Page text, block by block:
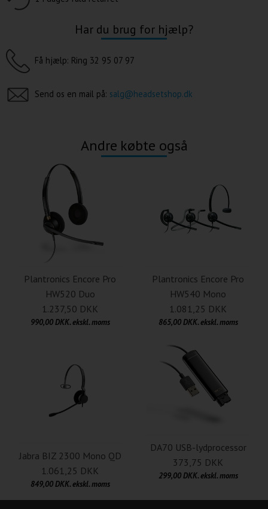
Har du brug for hjælp?
Få hjælp: Ring 32 95 07 97
Send os en mail på: salg@headsetshop.dk
Andre købte også
Plantronics Encore Pro
HW520 Duo
1.237,50 DKK
990,00 DKK. ekskl. moms
Plantronics Encore Pro
HW540 Mono
1.081,25 DKK
865,00 DKK. ekskl. moms
Jabra BIZ 2300 Mono QD
1.061,25 DKK
849,00 DKK. ekskl. moms
DA70 USB-lydprocessor
373,75 DKK
299,00 DKK. ekskl. moms